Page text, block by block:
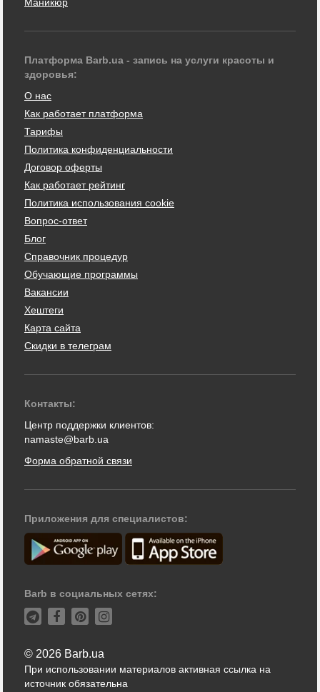
Платформа Barb.ua - запись на услуги красоты и
здоровья:
О нас
Как работает платформа
Тарифы
Политика конфиденциальности
Договор оферты
Как работает рейтинг
Политика использования cookie
Вопрос-ответ
Блог
Справочник процедур
Обучающие программы
Вакансии
Хештеги
Карта сайта
Скидки в телеграм
Контакты:
Центр поддержки клиентов:
namaste@barb.ua
Форма обратной связи
Приложения для специалистов:
Barb в социальных сетях:
© 2026 Barb.ua
При использовании материалов активная ссылка на
источник обязательна